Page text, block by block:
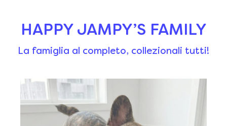
HAPPY JAMPY’S FAMILY
La famiglia al completo, collezionali tutti!